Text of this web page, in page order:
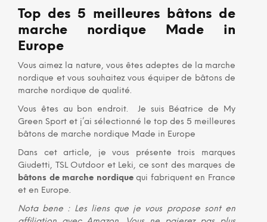
Top des 5 meilleures bâtons de
marche nordique Made in
Europe
Vous aimez la nature, vous êtes adeptes de la marche
nordique et vous souhaitez vous équiper de bâtons de
marche nordique de qualité.
Vous êtes au bon endroit. Je suis Béatrice de My
Green Sport et j’ai sélectionné le top des 5 meilleures
bâtons de marche nordique Made in Europe
Dans cet article, je vous présente trois marques
Giudetti, TSL Outdoor et Leki, ce sont des marques de
bâtons de marche nordiquequi fabriquent en France
et en Europe.
Nota bene : Les liens que je vous propose sont en